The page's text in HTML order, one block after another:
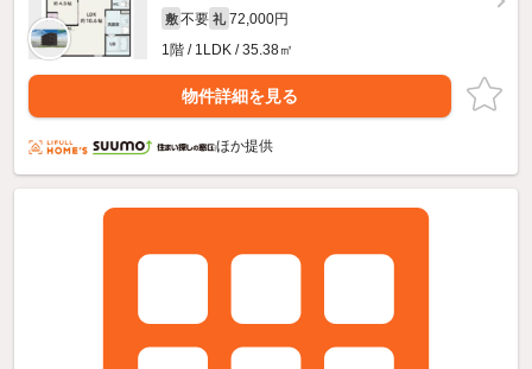
敷 不要 礼 72,000円
1階 / 1LDK / 35.38㎡
物件詳細を見る
ほか提供